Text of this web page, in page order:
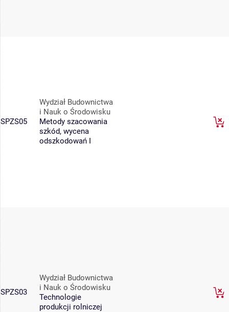
SPZS05
Wydział Budownictwa
i Nauk o Środowisku
Metody szacowania
szkód, wycena
odszkodowań I
SPZS03
Wydział Budownictwa
i Nauk o Środowisku
Technologie
produkcji rolniczej